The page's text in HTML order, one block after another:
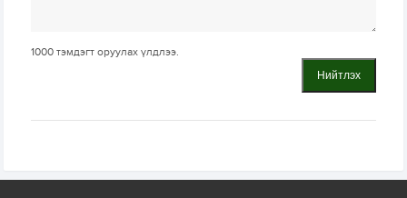
1000 тэмдэгт оруулах үлдлээ.
Нийтлэх